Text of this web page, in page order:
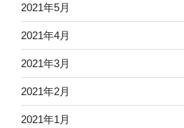
2021年5月
2021年4月
2021年3月
2021年2月
2021年1月